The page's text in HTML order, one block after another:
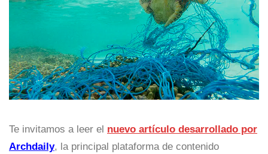
Te invitamos a leer el nuevo artículo desarrollado por
Archdaily, la principal plataforma de contenido